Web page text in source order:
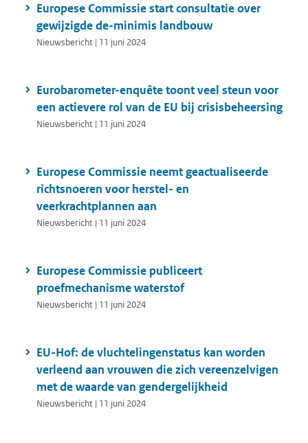
Europese Commissie start consultatie over
gewijzigde de-minimis landbouw
Nieuwsbericht | 11 juni 2024
Eurobarometer-enquête toont veel steun voor
een actievere rol van de EU bij crisisbeheersing
Nieuwsbericht | 11 juni 2024
Europese Commissie neemt geactualiseerde
richtsnoeren voor herstel- en
veerkrachtplannen aan
Nieuwsbericht | 11 juni 2024
Europese Commissie publiceert
proefmechanisme waterstof
Nieuwsbericht | 11 juni 2024
EU-Hof: de vluchtelingenstatus kan worden
verleend aan vrouwen die zich vereenzelvigen
met de waarde van gendergelijkheid
Nieuwsbericht | 11 juni 2024